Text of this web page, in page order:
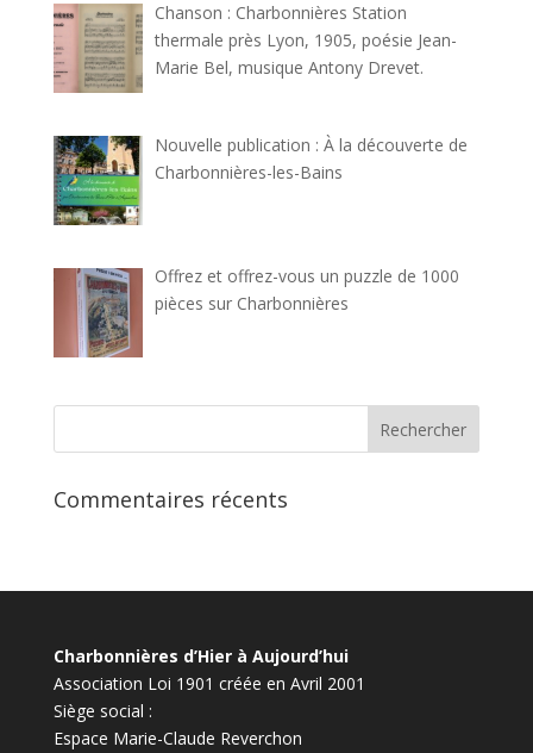
Chanson : Charbonnières Station
thermale près Lyon, 1905, poésie Jean-
Marie Bel, musique Antony Drevet.
Nouvelle publication : À la découverte de
Charbonnières-les-Bains
Offrez et offrez-vous un puzzle de 1000
pièces sur Charbonnières
Commentaires récents
Charbonnières d’Hier à Aujourd’hui
Association Loi 1901 créée en Avril 2001
Siège social :
Espace Marie-Claude Reverchon